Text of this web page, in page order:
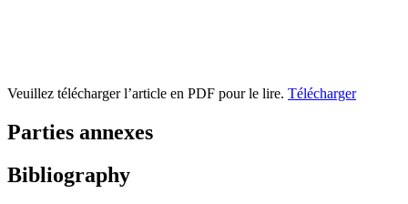
Veuillez télécharger l’article en PDF pour le lire. Télécharger
Parties annexes
Bibliography